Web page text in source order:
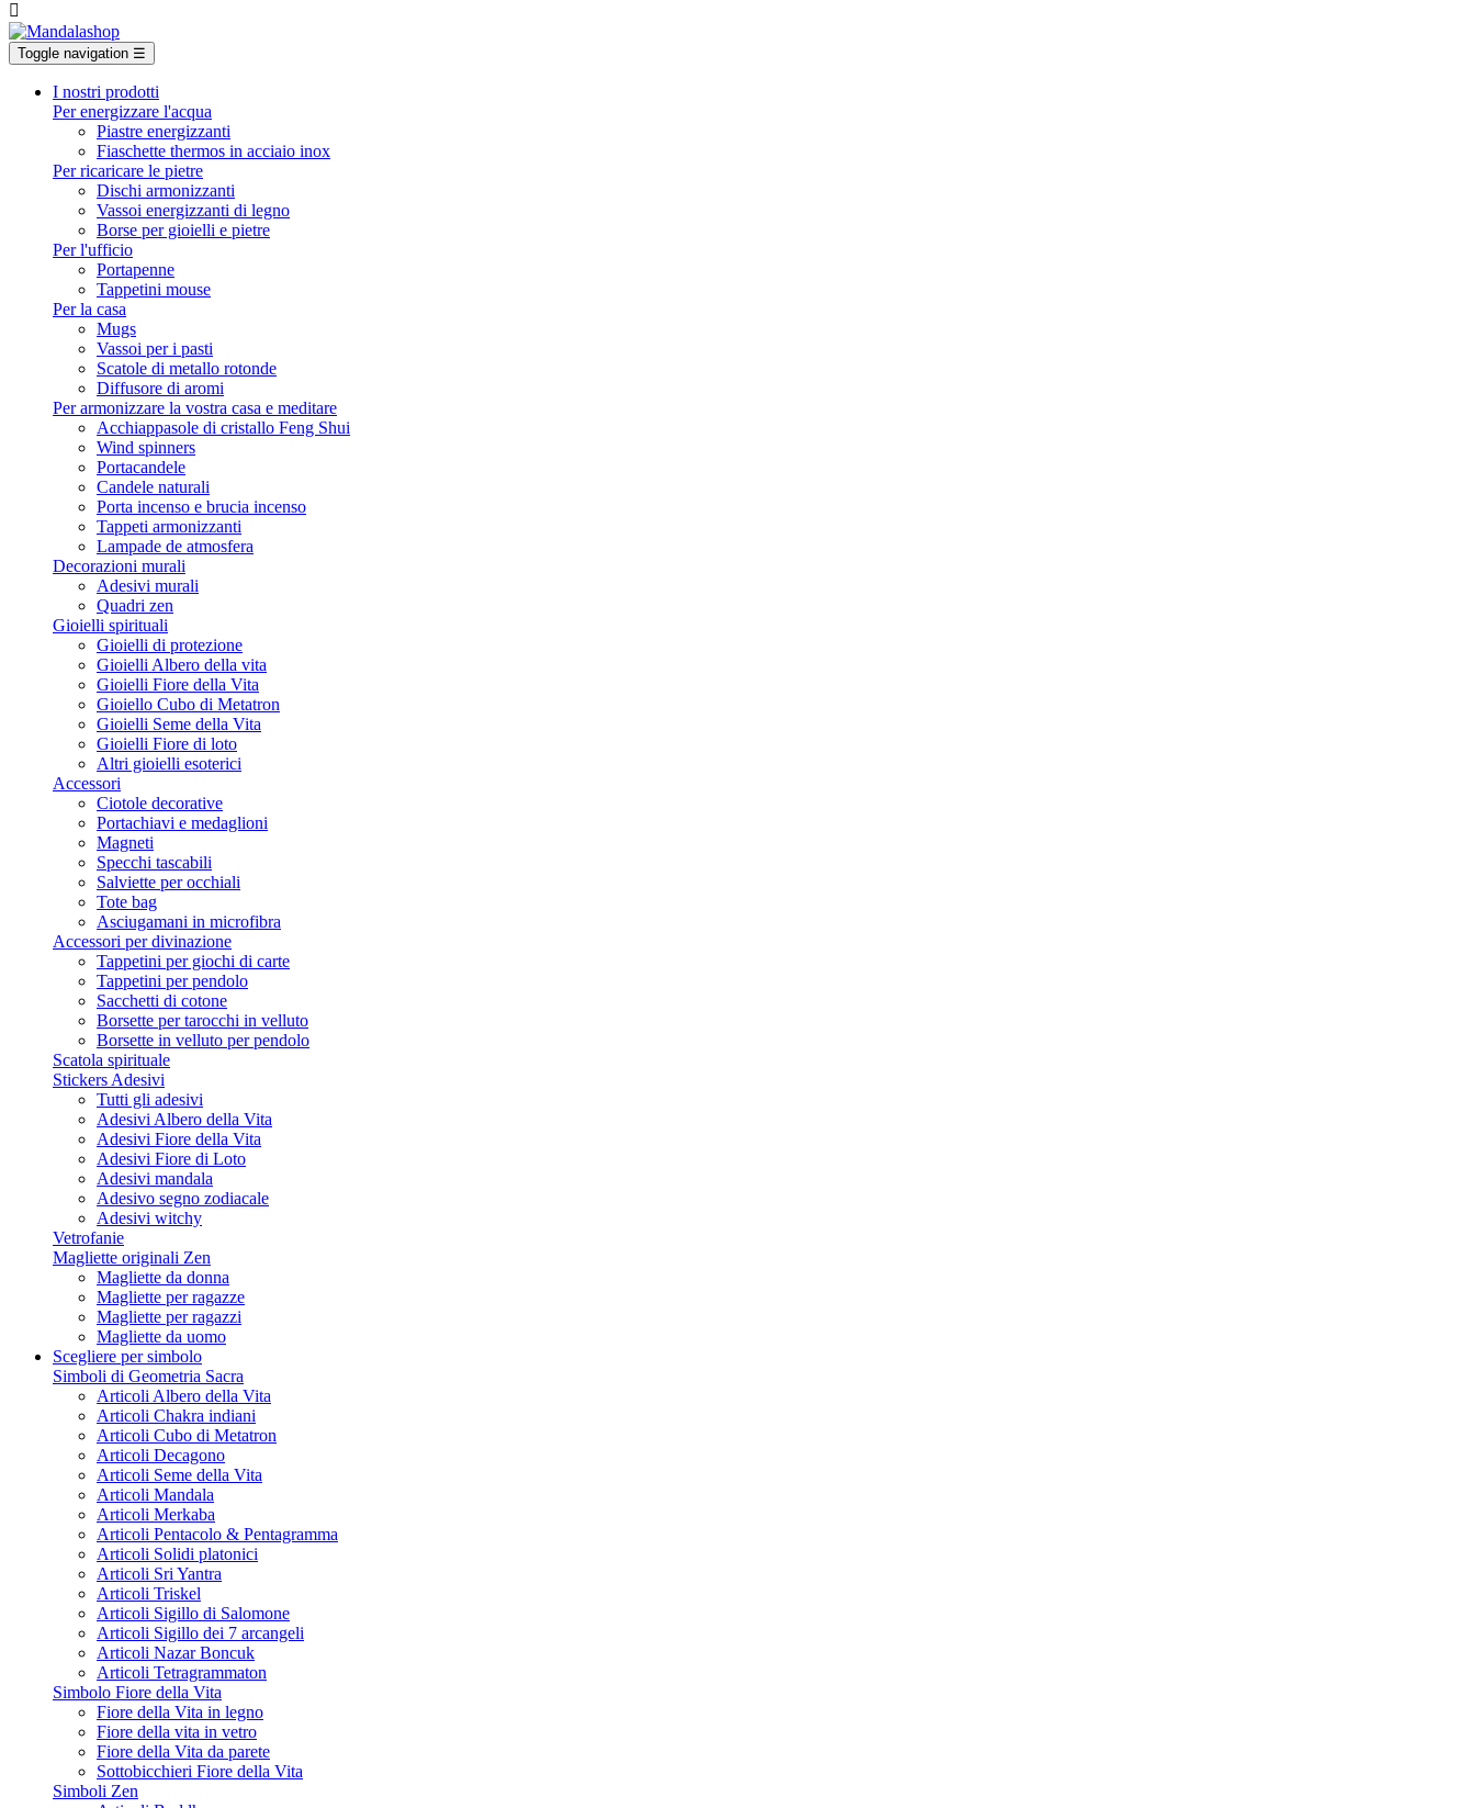

Toggle navigation ☰
I nostri prodotti
Per energizzare l'acqua
Piastre energizzanti
Fiaschette thermos in acciaio inox
Per ricaricare le pietre
Dischi armonizzanti
Vassoi energizzanti di legno
Borse per gioielli e pietre
Per l'ufficio
Portapenne
Tappetini mouse
Per la casa
Mugs
Vassoi per i pasti
Scatole di metallo rotonde
Diffusore di aromi
Per armonizzare la vostra casa e meditare
Acchiappasole di cristallo Feng Shui
Wind spinners
Portacandele
Candele naturali
Porta incenso e brucia incenso
Tappeti armonizzanti
Lampade de atmosfera
Decorazioni murali
Adesivi murali
Quadri zen
Gioielli spirituali
Gioielli di protezione
Gioielli Albero della vita
Gioielli Fiore della Vita
Gioiello Cubo di Metatron
Gioielli Seme della Vita
Gioielli Fiore di loto
Altri gioielli esoterici
Accessori
Ciotole decorative
Portachiavi e medaglioni
Magneti
Specchi tascabili
Salviette per occhiali
Tote bag
Asciugamani in microfibra
Accessori per divinazione
Tappetini per giochi di carte
Tappetini per pendolo
Sacchetti di cotone
Borsette per tarocchi in velluto
Borsette in velluto per pendolo
Scatola spirituale
Stickers Adesivi
Tutti gli adesivi
Adesivi Albero della Vita
Adesivi Fiore della Vita
Adesivi Fiore di Loto
Adesivi mandala
Adesivo segno zodiacale
Adesivi witchy
Vetrofanie
Magliette originali Zen
Magliette da donna
Magliette per ragazze
Magliette per ragazzi
Magliette da uomo
Scegliere per simbolo
Simboli di Geometria Sacra
Articoli Albero della Vita
Articoli Chakra indiani
Articoli Cubo di Metatron
Articoli Decagono
Articoli Seme della Vita
Articoli Mandala
Articoli Merkaba
Articoli Pentacolo & Pentagramma
Articoli Solidi platonici
Articoli Sri Yantra
Articoli Triskel
Articoli Sigillo di Salomone
Articoli Sigillo dei 7 arcangeli
Articoli Nazar Boncuk
Articoli Tetragrammaton
Simbolo Fiore della Vita
Fiore della Vita in legno
Fiore della vita in vetro
Fiore della Vita da parete
Sottobicchieri Fiore della Vita
Simboli Zen